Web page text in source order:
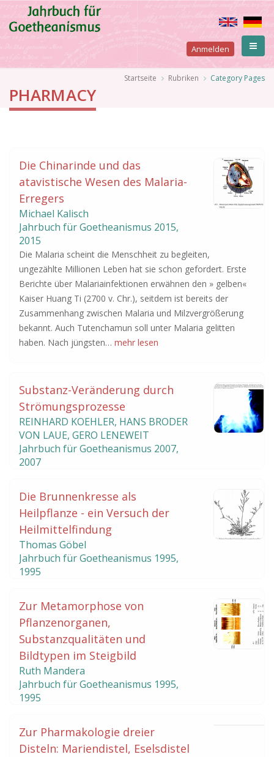
zum
Inhalt
User
account
Anmelden
Startseite Rubriken Category Pages
PHARMACY
Die Chinarinde und das
atavistische Wesen des Malaria-
Erregers
Michael Kalisch
Jahrbuch für Goetheanismus 2015,
2015
Die Malaria scheint die Menschheit zu begleiten,
ungezählte Millionen Leben hat sie schon gefordert. Erste
Berichte über Malariainfektionen erwähnen den » gelben«
Kaiser Huang Ti (2700 v. Chr.), seitdem ist bereits der
Zusammenhang zwischen Malaria und Milzvergrößerung
bekannt. Auch Tutenchamun soll unter Malaria gelitten
haben. Nach jüngsten… mehr lesen
Substanz-Veränderung durch
Strömungsprozesse
REINHARD KOEHLER, HANS BRODER
VON LAUE, GERO LENEWEIT
Jahrbuch für Goetheanismus 2007,
2007
Die Brunnenkresse als
Heilpflanze - ein Versuch der
Heilmittelfindung
Thomas Göbel
Jahrbuch für Goetheanismus 1995,
1995
Zur Metamorphose von
Pflanzenorganen,
Substanzqualitäten und
Bildtypen im Steigbild
Ruth Mandera
Jahrbuch für Goetheanismus 1995,
1995
Zur Pharmakologie dreier
Disteln: Mariendistel, Eselsdistel